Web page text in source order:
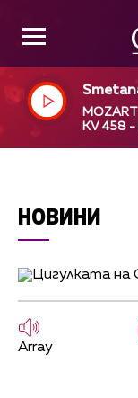
KV 458 -
НОВИНИ
Array